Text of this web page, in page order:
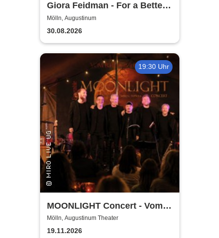
Giora Feidman - For a Better
World
Mölln, Augustinum
30.08.2026
19:30 Uhr
MOONLIGHT Concert - Vom
Rhythmus des Lebens -
Rhythm, Songs, Lyrics &
Mölln, Augustinum Theater
19.11.2026